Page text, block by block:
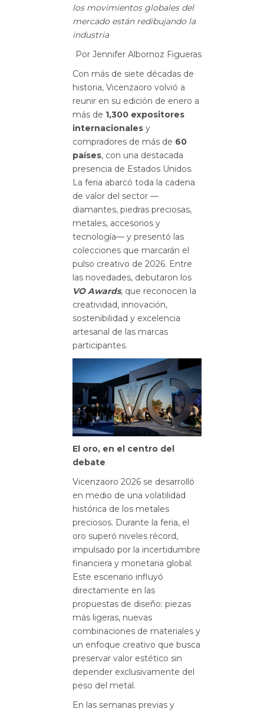
los movimientos globales del
mercado están redibujando la
industria
Por Jennifer Albornoz Figueras
Con más de siete décadas de
historia, Vicenzaoro volvió a
reunir en su edición de enero a
más de 1,300 expositores
internacionales y
compradores de más de 60
países, con una destacada
presencia de Estados Unidos.
La feria abarcó toda la cadena
de valor del sector —
diamantes, piedras preciosas,
metales, accesorios y
tecnología— y presentó las
colecciones que marcarán el
pulso creativo de 2026. Entre
las novedades, debutaron los
VO Awards, que reconocen la
creatividad, innovación,
sostenibilidad y excelencia
artesanal de las marcas
participantes.
El oro, en el centro del
debate
Vicenzaoro 2026 se desarrolló
en medio de una volatilidad
histórica de los metales
preciosos. Durante la feria, el
oro superó niveles récord,
impulsado por la incertidumbre
financiera y monetaria global.
Este escenario influyó
directamente en las
propuestas de diseño: piezas
más ligeras, nuevas
combinaciones de materiales y
un enfoque creativo que busca
preservar valor estético sin
depender exclusivamente del
peso del metal.
En las semanas previas y